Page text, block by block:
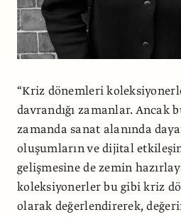
“Kriz dönemleri
davrandığı zamanlar. Ancak
zamanda sanat alanında
oluşumların ve dijital
gelişmesine de zemin
koleksiyonerler bu gibi kriz
olarak değerlendirerek,